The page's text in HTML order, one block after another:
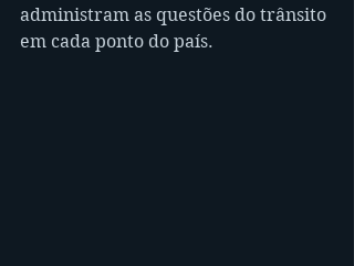
administram as questões do trânsito
em cada ponto do país.